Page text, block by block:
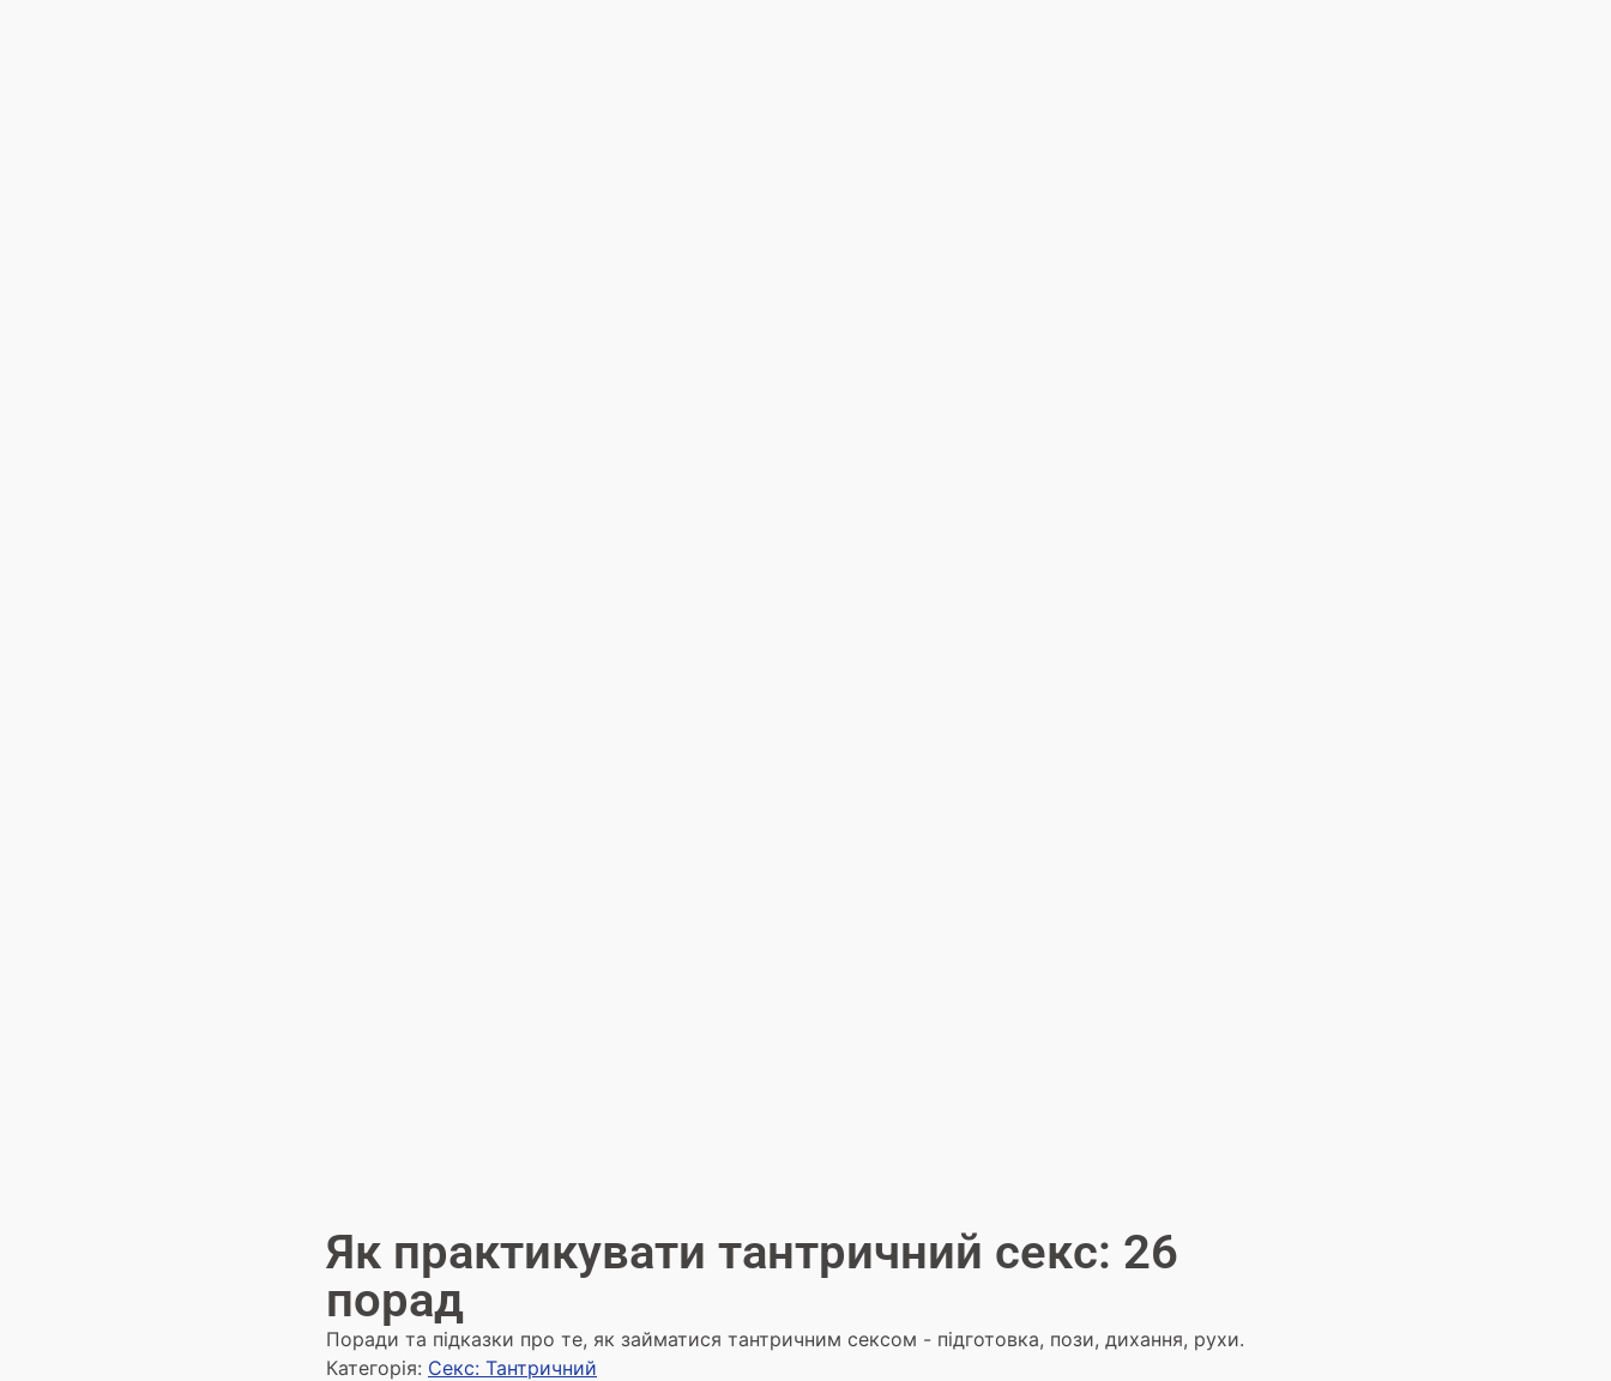
Як практикувати тантричний секс: 26
порад
Поради та підказки про те, як займатися тантричним сексом - підготовка, пози, дихання, рухи.
Категорія: Секс: Тантричний